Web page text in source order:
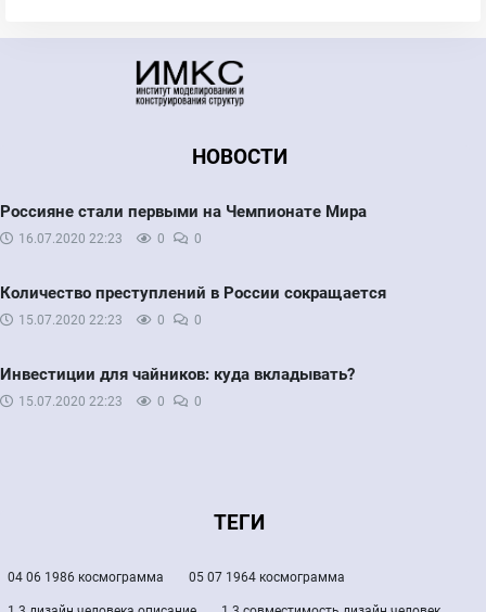
НОВОСТИ
Россияне стали первыми на Чемпионате Мира
16.07.2020 22:23 0 0
Количество преступлений в России сокращается
15.07.2020 22:23 0 0
Инвестиции для чайников: куда вкладывать?
15.07.2020 22:23 0 0
ТЕГИ
04 06 1986 космограмма 05 07 1964 космограмма